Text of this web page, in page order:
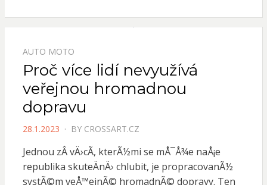
AUTO MOTO
Proč více lidí nevyužívá
veřejnou hromadnou
dopravu
POSTED
28.1.2023 BY CROSSART.CZ
Jednou zÂ vÄ›cÃ­, kterÃ½mi se mÅ¯Å¾e naÅ¡e
republika skuteÄnÄ› chlubit, je propracovanÃ½
systÃ©m veÅ™ejnÃ© hromadnÃ© dopravy. Ten